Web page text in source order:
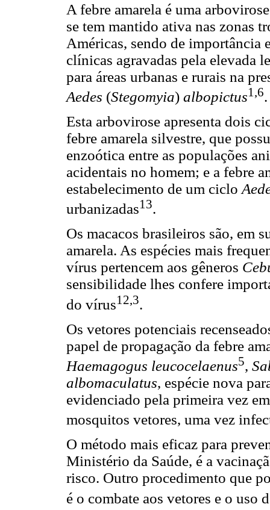
A febre amarela é uma
se tem mantido ativa nas zonas
Américas, sendo de importância
clínicas agravadas pela elevada
para áreas urbanas e rurais na
Aedes (Stegomyia) albopictus1,6.
Esta arbovirose apresenta dois
febre amarela silvestre, que
enzoótica entre as populações
acidentais no homem; e a febre
estabelecimento de um ciclo
urbanizadas13.
Os macacos brasileiros são, em
amarela. As espécies mais
vírus pertencem aos gêneros
sensibilidade lhes confere
do vírus12,3.
Os vetores potenciais
papel de propagação da febre
Haemagogus leucocelaenus5,
albomaculatus, espécie nova
evidenciado pela primeira vez
mosquitos vetores, uma vez
O método mais eficaz para
Ministério da Saúde, é a
risco. Outro procedimento que
é o combate aos vetores e o uso